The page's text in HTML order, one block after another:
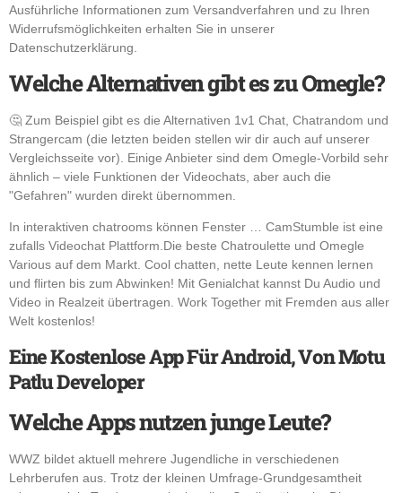
Ausführliche Informationen zum Versandverfahren und zu Ihren
Widerrufsmöglichkeiten erhalten Sie in unserer
Datenschutzerklärung.
Welche Alternativen gibt es zu Omegle?
🤔 Zum Beispiel gibt es die Alternativen 1v1 Chat, Chatrandom und
Strangercam (die letzten beiden stellen wir dir auch auf unserer
Vergleichsseite vor). Einige Anbieter sind dem Omegle-Vorbild sehr
ähnlich – viele Funktionen der Videochats, aber auch die
"Gefahren" wurden direkt übernommen.
In interaktiven chatrooms können Fenster … CamStumble ist eine
zufalls Videochat Plattform.Die beste Chatroulette und Omegle
Various auf dem Markt. Cool chatten, nette Leute kennen lernen
und flirten bis zum Abwinken! Mit Genialchat kannst Du Audio und
Video in Realzeit übertragen. Work Together mit Fremden aus aller
Welt kostenlos!
Eine Kostenlose App Für Android, Von Motu
Patlu Developer
Welche Apps nutzen junge Leute?
WWZ bildet aktuell mehrere Jugendliche in verschiedenen
Lehrberufen aus. Trotz der kleinen Umfrage-Grundgesamtheit